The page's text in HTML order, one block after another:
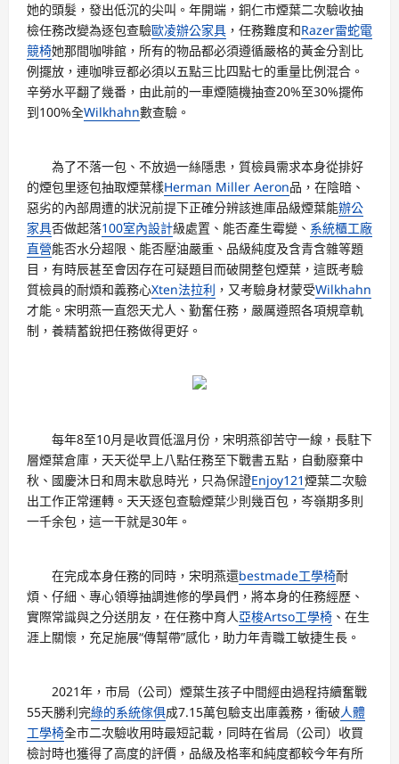
她的頭髮，發出低沉的尖叫。年開端，銅仁市煙葉二次驗收抽
檢任務改變為逐包查驗歐凌辦公家具 ，任務難度和Razer雷蛇電
競椅她那間咖啡館，所有的物品都必須遵循嚴格的黃金分割比
例擺放，連咖啡豆都必須以五點三比四點七的重量比例混合。
辛勞水平翻了幾番，由此前的一車煙隨機抽查20%至30%擺佈
到100%全Wilkhahn數查驗。
為了不落一包、不放過一絲隱患，質檢員需求本身從排好
的煙包里逐包抽取煙葉樣Herman Miller Aeron品，在陰暗、
惡劣的內部周遭的狀況前提下正確分辨該進庫品級煙葉能辦公
家具否做起落100室內設計級處置、能否產生霉變、 系統櫃工廠
直營能否水分超限、能否壓油嚴重、品級純度及含青含雜等題
目，有時辰甚至會因存在可疑題目而破開整包煙葉，這既考驗
質檢員的耐煩和義務心Xten法拉利 ，又考驗身材蒙受Wilkhahn
才能。宋明燕一直怨天尤人、勤奮任務，嚴厲遵照各項規章軌
制，養精蓄銳把任務做得更好。
每年8至10月是收買低溫月份，宋明燕卻苦守一線，長駐下
層煙葉倉庫，天天從早上八點任務至下戰書五點，自動廢棄中
秋、國慶沐日和周末歇息時光，只為保證Enjoy121煙葉二次驗
出工作正常運轉。天天逐包查驗煙葉少則幾百包，岑嶺期多則
一千余包，這一干就是30年。
在完成本身任務的同時，宋明燕還bestmade工學椅耐
煩、仔細、專心領導抽調進修的學員們，將本身的任務經歷、
實際常識與之分送朋友，在任務中育人亞梭Artso工學椅 、在生
涯上關懷，充足施展“傳幫帶”感化，助力年青職工敏捷生長。
2021年，市局（公司）煙葉生孩子中間經由過程持續奮戰
55天勝利完綠的系統傢俱成7.15萬包驗支出庫義務，衝破人體
工學椅全市二次驗收用時最短記載，同時在省局（公司）收買
檢討時也獲得了高度的評價，品級及格率和純度都較今年有所